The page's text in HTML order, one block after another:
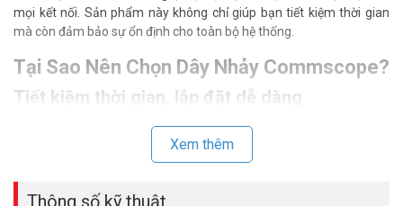
mọi kết nối. Sản phẩm này không chỉ giúp bạn tiết kiệm thời gian
mà còn đảm bảo sự ổn định cho toàn bộ hệ thống.
Tại Sao Nên Chọn Dây Nhảy Commscope?
Tiết kiệm thời gian, lắp đặt dễ dàng
Một trong những ưu điểm nổi bật nhất của
là sự tiện lợi. Sản phẩm đã được đúc sẵn đầu kết nối
RJ45 ở cả hai đầu, giúp bạn không cần phải tốn công bấm dây. Chỉ
cần cắm vào là bạn có thể sử dụng ngay lập tức. Dây được bấm
theo chuẩn T568A hoặc T568B tùy theo yêu cầu của hệ thống,
Xem thêm
Thông số kỹ thuật